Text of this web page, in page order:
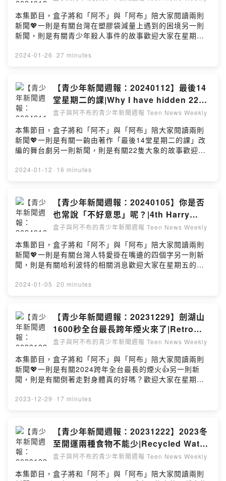
本集節目，盒子將和「阿不」與「阿布」陪大家閱讀兩則
新聞💖一則是有關台灣在塑膠袋減量上遇到的困境另一則
新聞，則是有關青少年殺人事件的故事歡迎大家在星期五
持本節目：
https://open.firstory.me/user/clb63g3g400ob01qy7fw
gb25o/commentsPowered by Firstory Hosting
2024-01-26 · 27 minutes
【青少年新聞週報：20240112】最後14
堂星期二的課|Why I have hidden 22
elephants around the world.
盒子與阿不布的青少年新聞週報 Teen News Weekly
本集節目，盒子將和「阿不」與「阿布」陪大家閱讀兩則
新聞💖一則是有關一齣由著作「最後14堂星期二的課」改
編的舞台劇另一則新聞，則是有關22隻大象的故事歡迎大
拿鐵🙏🏼支持本節目：
https://open.firstory.me/user/clb63g3g400ob01qy7fw
gb25o/commentsPowered by Firstory Hosting
2024-01-12 · 16 minutes
【青少年新聞週報：20240105】你是否
也常說「不好意思」呢？|4th Harry
Potter store in the world to open in
Istanbul.
盒子與阿不布的青少年新聞週報 Teen News Weekly
本集節目，盒子將和「阿不」與「阿布」陪大家閱讀兩則
新聞💖一則是有關台灣人特愛掛在嘴邊的四個字另一則新
聞，則是有關哈利波特的相關消息歡迎大家在星期五的晚
節目：
https://open.firstory.me/user/clb63g3g400ob01qy7fw
gb25o/commentsPowered by Firstory Hosting
2024-01-05 · 20 minutes
【青少年新聞週報：20231229】劍湖山
1600秒全台最長跨年煙火來了|Retro
walking may help you become more
mindful
盒子與阿不布的青少年新聞週報 Teen News Weekly
本集節目，盒子將和「阿不」與「阿布」陪大家閱讀兩則
新聞💖一則是有關2024跨年全台最長的煙火👍另一則新
聞，則是有關倒著走對身體真的好嗎？歡迎大家在星期五
持本節目：
https://open.firstory.me/user/clb63g3g400ob01qy7fw
gb25o/commentsPowered by Firstory Hosting
2023-12-29 · 17 minutes
【青少年新聞週報：20231222】2023冬
至開運兩種食物不能少|Recycled Water
& Beer
盒子與阿不布的青少年新聞週報 Teen News Weekly
本集節目，盒子將和「阿不」與「阿布」陪大家閱讀兩則